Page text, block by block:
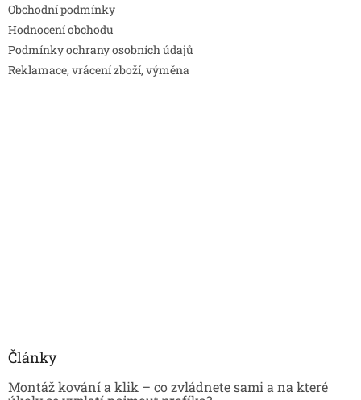
Obchodní podmínky
Hodnocení obchodu
Podmínky ochrany osobních údajů
Reklamace, vrácení zboží, výměna
Články
Montáž kování a klik – co zvládnete sami a na které